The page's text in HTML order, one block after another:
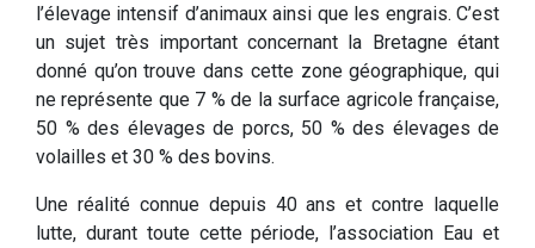
l’élevage intensif d’animaux ainsi que les engrais. C’est
un sujet très important concernant la Bretagne étant
donné qu’on trouve dans cette zone géographique, qui
ne représente que 7 % de la surface agricole française,
50 % des élevages de porcs, 50 % des élevages de
volailles et 30 % des bovins.
Une réalité connue depuis 40 ans et contre laquelle
lutte, durant toute cette période, l’association Eau et